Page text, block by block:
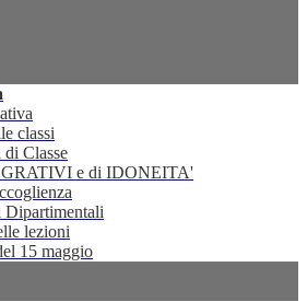
classi
Classe
e di IDONEITA'
Dipartimentali
lezioni
15 maggio